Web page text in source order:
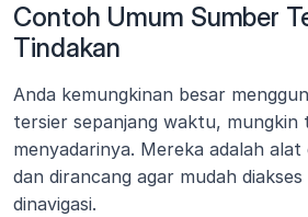
Contoh Umum Sumber
Tindakan
Anda kemungkinan besar
tersier sepanjang waktu, mungkin
menyadarinya. Mereka adalah
dan dirancang agar mudah
dinavigasi.